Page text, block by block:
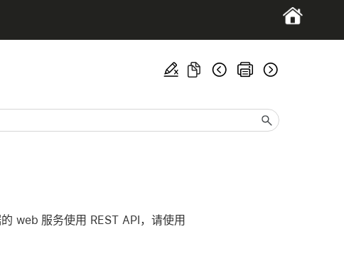
web 服务使用 REST API，请使用